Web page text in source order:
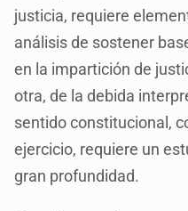
justicia, requiere
análisis de sostener
en la impartición de
otra, de la debida
sentido constitucional,
ejercicio, requiere un
gran profundidad.